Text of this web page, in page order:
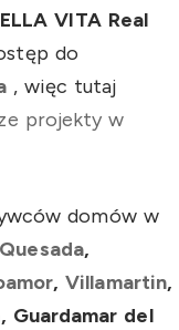
VITA Real
do
, więc tutaj
projekty w
domów w
,
,Villamartin,
, Guardamar del